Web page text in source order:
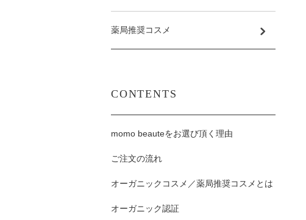
薬局推奨コスメ
CONTENTS
momo beauteをお選び頂く理由
ご注文の流れ
オーガニックコスメ／薬局推奨コスメとは
オーガニック認証